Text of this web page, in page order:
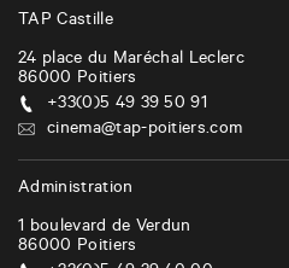
TAP Castille
24 place du Maréchal Leclerc
86000 Poitiers
+33(0)5 49 39 50 91
cinema@tap-poitiers.com
Administration
1 boulevard de Verdun
86000 Poitiers